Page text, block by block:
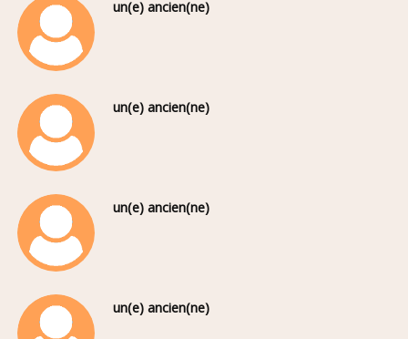
un(e) ancien(ne)
un(e) ancien(ne)
un(e) ancien(ne)
un(e) ancien(ne)